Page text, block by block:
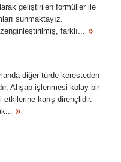
geliştirilen formüller ile
sunmaktayız.
farklı...
diğer türde keresteden
Ahşap işlenmesi kolay bir
karış dirençlidir.